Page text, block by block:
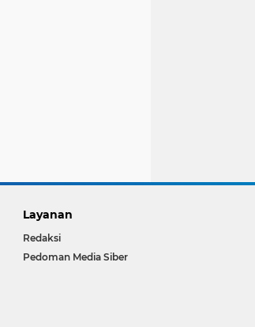
Layanan
Redaksi
Pedoman Media Siber